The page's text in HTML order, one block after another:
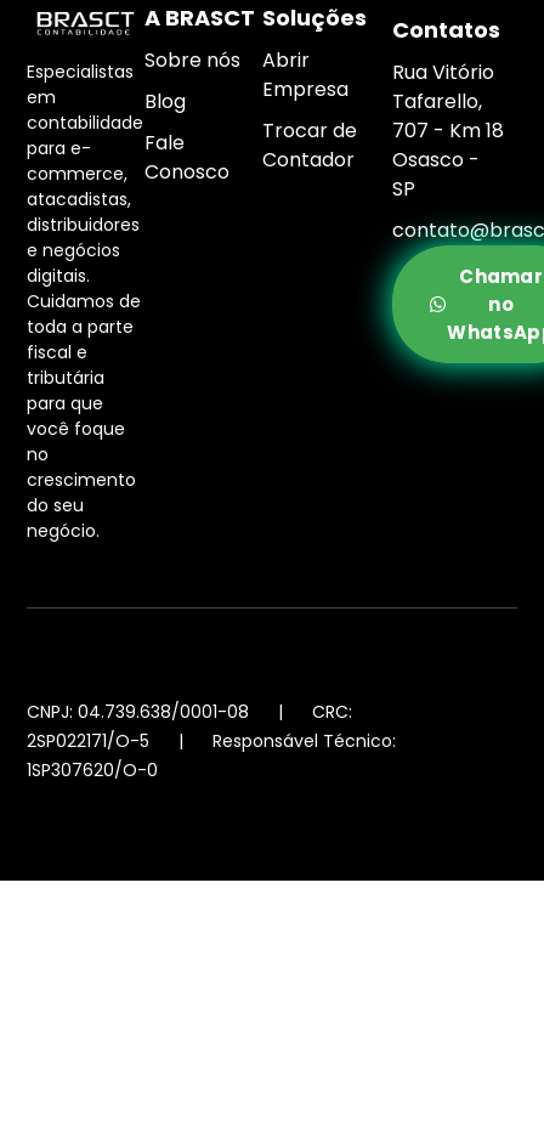
Especialistas
em
contabilidade
para e-
commerce,
atacadistas,
distribuidores
e negócios
digitais.
Cuidamos de
toda a parte
fiscal e
tributária
para que
você foque
no
crescimento
do seu
negócio.
A BRASCT
Sobre nós
Blog
Fale
Conosco
Soluções
Abrir
Empresa
Trocar de
Contador
Contatos
Rua Vitório
Tafarello,
707 - Km 18
Osasco -
SP
Chamar
no
CNPJ: 04.739.638/0001-08 | CRC:
2SP022171/O-5 | Responsável Técnico:
1SP307620/O-0